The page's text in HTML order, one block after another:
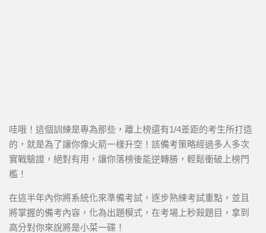
哇哦！這個訓練是專為那些，離上榜還有1/4差距的考生所打造
的，就是為了讓你像火箭一樣升空！該備考策略經過多人多次
實戰驗證，絕對有用，讓你落榜後能逆轉勝，輕鬆衝破上榜門
檻！
在這半年內你將系統化來準備考試，逐步熟練考試重點，並且
將掌握的備考內容，化為出題模式，在考場上秒殺題目，拿到
高分對你來說將是小菜一碟！